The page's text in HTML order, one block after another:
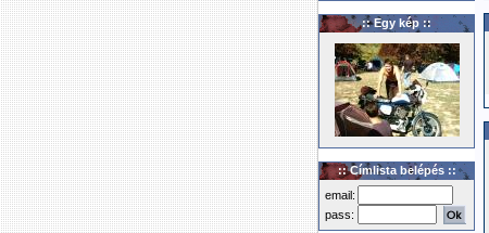
:: Egy kép ::
:: Címlista belépés ::
email:
pass: